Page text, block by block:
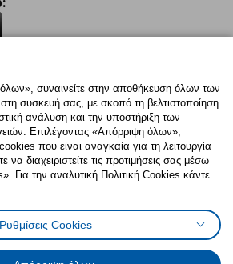
YoutubePinterestTwitter
Δήλωση ψηφιακής προσβασιμότητας
cookiesΌροι Χρήσης
Προσωπικών Δεδομένων
Δεδομένων για ΙΚΕΑ.gr
συναινείτε στην αποθήκευση όλων των
συσκευή σας, με σκοπό τη βελτιστοποίηση
ανάλυση και την υποστήριξη των
Επιλέγοντας «Απόρριψη όλων»,
που είναι αναγκαία για τη λειτουργία
να διαχειριστείτε τις προτιμήσεις σας μέσω
Για την αναλυτική Πολιτική Cookies κάντε
Ρυθμίσεις Cookies